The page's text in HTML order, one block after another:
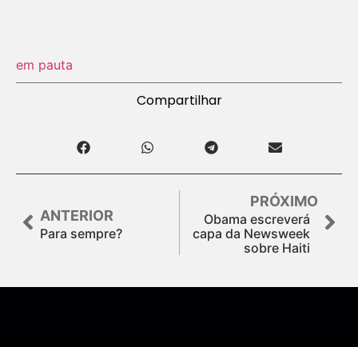
em pauta
Compartilhar
ANTERIOR
Para sempre?
PRÓXIMO
Obama escreverá
capa da Newsweek
sobre Haiti